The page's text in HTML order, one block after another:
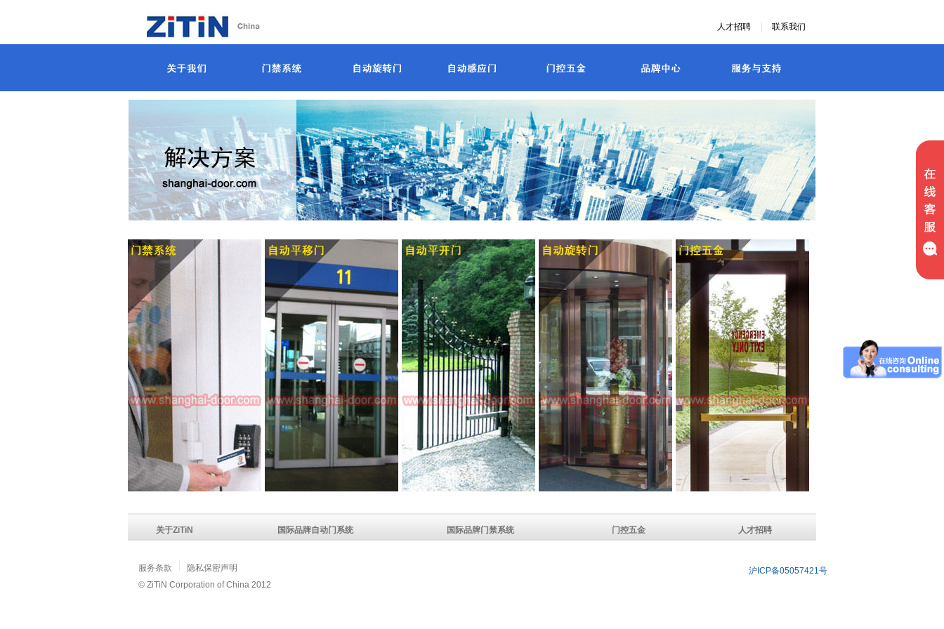
联系我们
人才招聘
关于ZiTiN 国际品牌自动门系统 国际品牌门禁系统 门控五金 人才招聘
服务条款
隐私保密声明
© ZiTiN Corporation of China 2012
沪ICP备05057421号